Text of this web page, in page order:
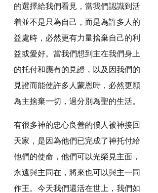
的選擇給我們看見，當我們認識到活
着並不是只為自己，而是為許多人的
益處時，必然更有力量捨棄自己的利
益或愛好。當我們想到主在我們身上
的托付和應有的見證，以及因我們的
見證而能使許多人蒙恩時，必然更願
為主捨棄一切，過分別為聖的生活。
有很多神的忠心良善的僕人被神接回
天家，是因為他們已完成了神托付給
他們的使命，他們可以光榮見主面，
永遠與主同在，將來也可以與主一同
作王。今天我們還活在世上，我們如